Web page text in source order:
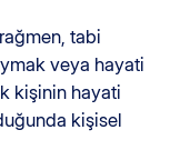
tabi
veya hayati
kişinin hayati
kişisel